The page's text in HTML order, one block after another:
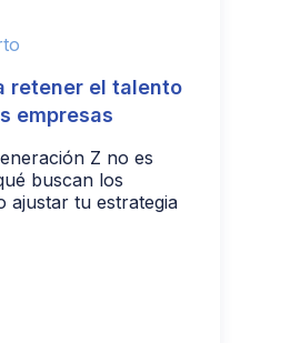
retener el talento
empresas
Z no es
buscan los
ajustar tu estrategia